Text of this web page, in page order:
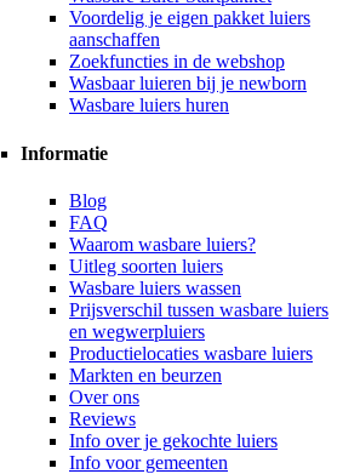
Voordelig je eigen pakket luiers
aanschaffen
Zoekfuncties in de webshop
Wasbaar luieren bij je newborn
Wasbare luiers huren
Informatie
Blog
FAQ
Waarom wasbare luiers?
Uitleg soorten luiers
Wasbare luiers wassen
Prijsverschil tussen wasbare luiers
en wegwerpluiers
Productielocaties wasbare luiers
Markten en beurzen
Over ons
Reviews
Info over je gekochte luiers
Info voor gemeenten